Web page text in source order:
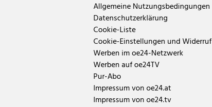
Allgemeine Nutzungsbedingungen
Datenschutzerklärung
Cookie-Liste
Cookie-Einstellungen und Widerruf
Werben im oe24-Netzwerk
Werben auf oe24TV
Pur-Abo
Impressum von oe24.at
Impressum von oe24.tv